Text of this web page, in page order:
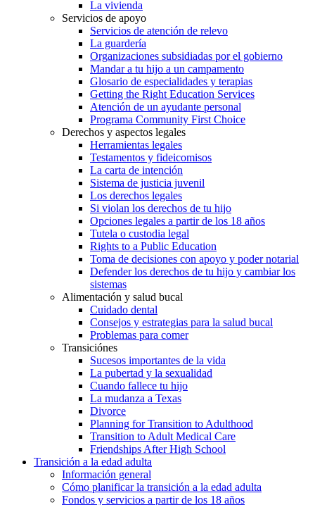
La vivienda
Servicios de apoyo
Servicios de atención de relevo
La guardería
Organizaciones subsidiadas por el gobierno
Mandar a tu hijo a un campamento
Glosario de especialidades y terapias
Getting the Right Education Services
Atención de un ayudante personal
Programa Community First Choice
Derechos y aspectos legales
Herramientas legales
Testamentos y fideicomisos
La carta de intención
Sistema de justicia juvenil
Los derechos legales
Si violan los derechos de tu hijo
Opciones legales a partir de los 18 años
Tutela o custodia legal
Rights to a Public Education
Toma de decisiones con apoyo y poder notarial
Defender los derechos de tu hijo y cambiar los
sistemas
Alimentación y salud bucal
Cuidado dental
Consejos y estrategias para la salud bucal
Problemas para comer
Transiciónes
Sucesos importantes de la vida
La pubertad y la sexualidad
Cuando fallece tu hijo
La mudanza a Texas
Divorce
Planning for Transition to Adulthood
Transition to Adult Medical Care
Friendships After High School
Transición a la edad adulta
Información general
Cómo planificar la transición a la edad adulta
Fondos y servicios a partir de los 18 años